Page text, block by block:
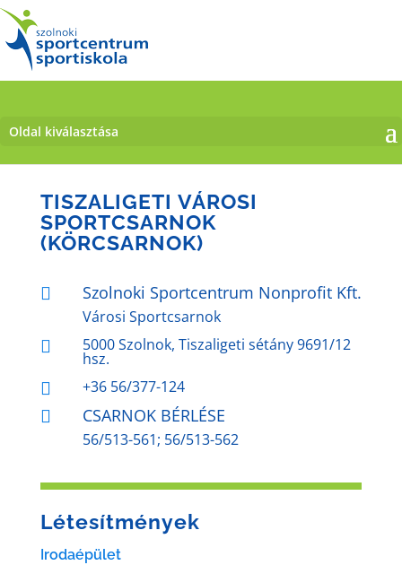
Oldal kiválasztása
TISZALIGETI VÁROSI
SPORTCSARNOK
(KÖRCSARNOK)
 Szolnoki Sportcentrum Nonprofit Kft.
Városi Sportcsarnok

5000 Szolnok, Tiszaligeti sétány 9691/12
hsz.

+36 56/377-124

CSARNOK BÉRLÉSE
56/513-561; 56/513-562
Létesítmények
Irodaépület